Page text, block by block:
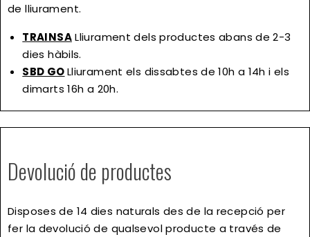
de lliurament.
TRAINSALliurament dels productes abans de 2-3
dies hàbils.
SBD GOLliurament els dissabtes de 10h a 14h i els
dimarts 16h a 20h.
Devolució de productes
Disposes de 14 dies naturals des de la recepció per
fer la devolució de qualsevol producte a través de